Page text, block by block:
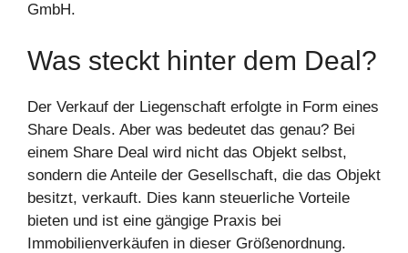
GmbH.
Was steckt hinter dem Deal?
Der Verkauf der Liegenschaft erfolgte in Form eines
Share Deals. Aber was bedeutet das genau? Bei
einem Share Deal wird nicht das Objekt selbst,
sondern die Anteile der Gesellschaft, die das Objekt
besitzt, verkauft. Dies kann steuerliche Vorteile
bieten und ist eine gängige Praxis bei
Immobilienverkäufen in dieser Größenordnung.